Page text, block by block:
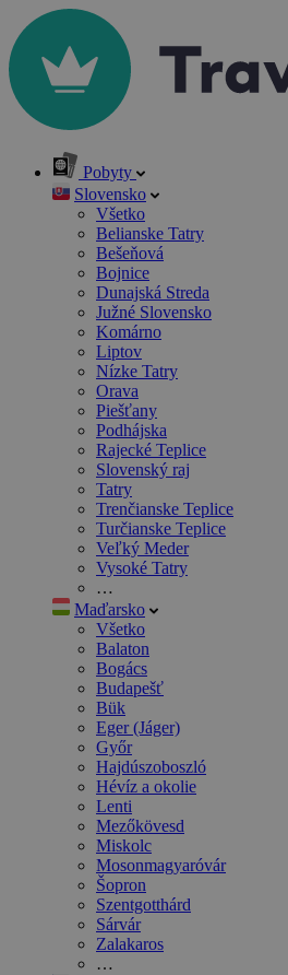
Pobyty
Slovensko
Všetko
Belianske Tatry
Bešeňová
Bojnice
Dunajská Streda
Južné Slovensko
Komárno
Liptov
Nízke Tatry
Orava
Piešťany
Podhájska
Rajecké Teplice
Slovenský raj
Tatry
Trenčianske Teplice
Turčianske Teplice
Veľký Meder
Vysoké Tatry
…
Maďarsko
Všetko
Balaton
Bogács
Budapešť
Bük
Eger (Jáger)
Győr
Hajdúszoboszló
Hévíz a okolie
Lenti
Mezőkövesd
Miskolc
Mosonmagyaróvár
Šopron
Szentgotthárd
Sárvár
Zalakaros
…